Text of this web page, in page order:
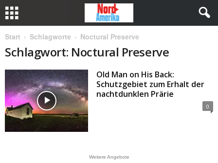
Start Schlagworte Noctural Preserve
Schlagwort: Noctural Preserve
Old Man on His Back:
Schutzgebiet zum Erhalt der
nachtdunklen Prärie
0
Weitere Angebote